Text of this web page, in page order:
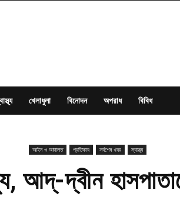
খেলাধুলা বিনোদন অপরাধ বিবিধ
আইন ও আদালত প্রতিকার সর্বশেষ খবর স্বাস্থ্য
দ্বীন